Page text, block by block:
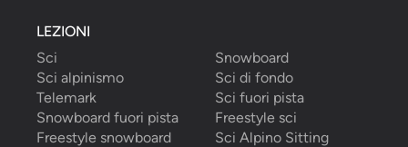
LEZIONI
Sci
Snowboard
Sci alpinismo
Sci di fondo
Telemark
Sci fuori pista
Snowboard fuori pista
Freestyle sci
Freestyle snowboard
Sci Alpino Sitting